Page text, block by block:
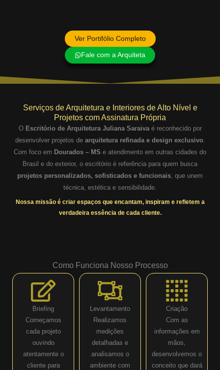
Ver Portifólio Completo
Fale com a Arquiteta
Serviços de Arquitetura e Interiores de Alto Nível e
Projetos com Assinatura Própria
O Escritório de Arquitetura Juliana Saraivaé reconhecido por
desenvolver projetos de arquitetura refinada e design exclusivo.
Com foco em Dourados – MS e atendimento em outras cidades do
Brasil e do exterior, o escritório é referência para quem busca
projetos personalizados, sofisticados e funcionais , que unem
técnica, estética e sensibilidade.
Nossa missão é criar espaços que encantam, inspiram e refletem a
verdadeira essência de cada cliente.
Como Funciona Nosso Processo
Briefing
Começamos
cada projeto
ouvindo
atentamente o
cliente para
Levantamento
Realizamos
medições
detalhadas e
analisamos o
ambiente com
Criação
Com as
informações em
mãos,
desenvolvemos o
conceito que dará